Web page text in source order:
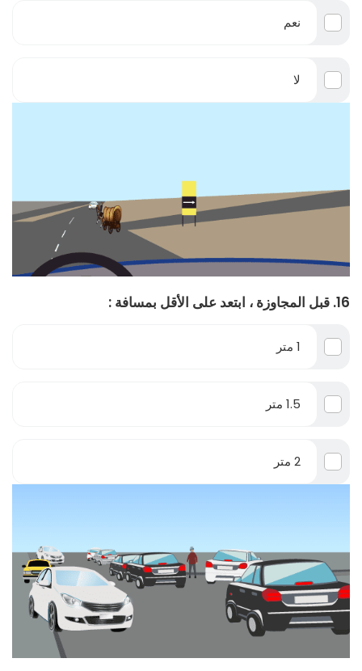
نعم
لا
16. قبل المجاوزة ، ابتعد على الأقل بمسافة :
1 متر
1.5 متر
2 متر